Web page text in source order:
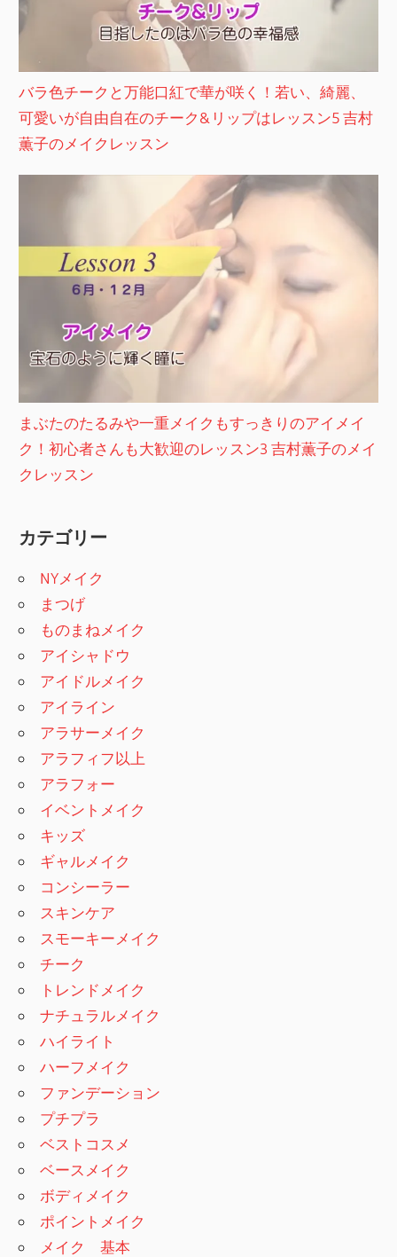
バラ色チークと万能口紅で華が咲く！若い、綺麗、
可愛いが自由自在のチーク&リップはレッスン5 吉村
薫子のメイクレッスン
まぶたのたるみや一重メイクもすっきりのアイメイ
ク！初心者さんも大歓迎のレッスン3 吉村薫子のメイ
クレッスン
カテゴリー
NYメイク
まつげ
ものまねメイク
アイシャドウ
アイドルメイク
アイライン
アラサーメイク
アラフィフ以上
アラフォー
イベントメイク
キッズ
ギャルメイク
コンシーラー
スキンケア
スモーキーメイク
チーク
トレンドメイク
ナチュラルメイク
ハイライト
ハーフメイク
ファンデーション
プチプラ
ベストコスメ
ベースメイク
ボディメイク
ポイントメイク
メイク 基本